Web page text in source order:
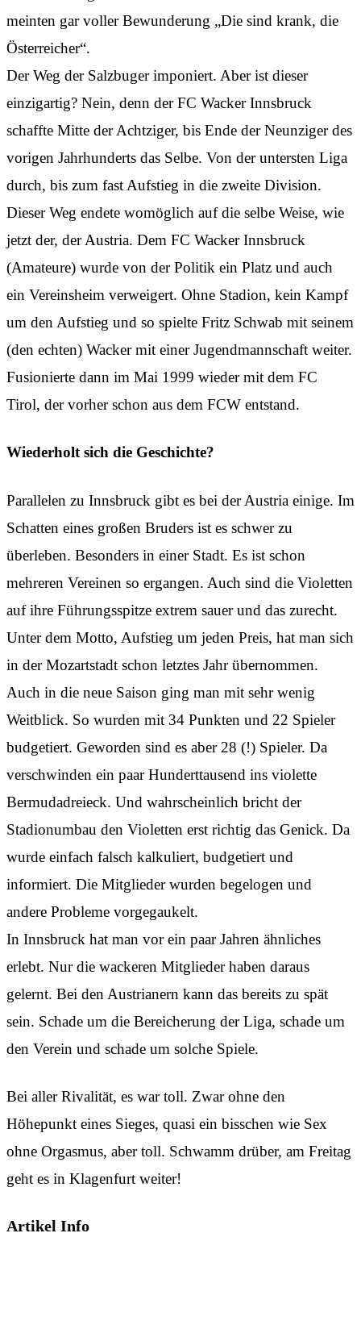
meinten gar voller Bewunderung „Die sind krank, die
Österreicher“.
Der Weg der Salzbuger imponiert. Aber ist dieser
einzigartig? Nein, denn der FC Wacker Innsbruck
schaffte Mitte der Achtziger, bis Ende der Neunziger des
vorigen Jahrhunderts das Selbe. Von der untersten Liga
durch, bis zum fast Aufstieg in die zweite Division.
Dieser Weg endete womöglich auf die selbe Weise, wie
jetzt der, der Austria. Dem FC Wacker Innsbruck
(Amateure) wurde von der Politik ein Platz und auch
ein Vereinsheim verweigert. Ohne Stadion, kein Kampf
um den Aufstieg und so spielte Fritz Schwab mit seinem
(den echten) Wacker mit einer Jugendmannschaft weiter.
Fusionierte dann im Mai 1999 wieder mit dem FC
Tirol, der vorher schon aus dem FCW entstand.
Wiederholt sich die Geschichte?
Parallelen zu Innsbruck gibt es bei der Austria einige. Im
Schatten eines großen Bruders ist es schwer zu
überleben. Besonders in einer Stadt. Es ist schon
mehreren Vereinen so ergangen. Auch sind die Violetten
auf ihre Führungsspitze extrem sauer und das zurecht.
Unter dem Motto, Aufstieg um jeden Preis, hat man sich
in der Mozartstadt schon letztes Jahr übernommen.
Auch in die neue Saison ging man mit sehr wenig
Weitblick. So wurden mit 34 Punkten und 22 Spieler
budgetiert. Geworden sind es aber 28 (!) Spieler. Da
verschwinden ein paar Hunderttausend ins violette
Bermudadreieck. Und wahrscheinlich bricht der
Stadionumbau den Violetten erst richtig das Genick. Da
wurde einfach falsch kalkuliert, budgetiert und
informiert. Die Mitglieder wurden begelogen und
andere Probleme vorgegaukelt.
In Innsbruck hat man vor ein paar Jahren ähnliches
erlebt. Nur die wackeren Mitglieder haben daraus
gelernt. Bei den Austrianern kann das bereits zu spät
sein. Schade um die Bereicherung der Liga, schade um
den Verein und schade um solche Spiele.
Bei aller Rivalität, es war toll. Zwar ohne den
Höhepunkt eines Sieges, quasi ein bisschen wie Sex
ohne Orgasmus, aber toll. Schwamm drüber, am Freitag
geht es in Klagenfurt weiter!
Artikel Info